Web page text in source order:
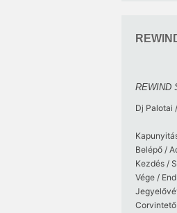
REWIND
Dj Palotai
Belépő /
Kezdés /
Vége /